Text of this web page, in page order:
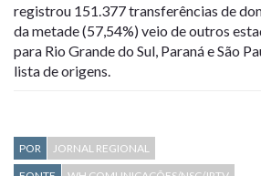
registrou 151.377 transferências de
da metade (57,54%) veio de outros
para Rio Grande do Sul, Paraná e São
lista de origens.
POR
JORNAL REGIONAL